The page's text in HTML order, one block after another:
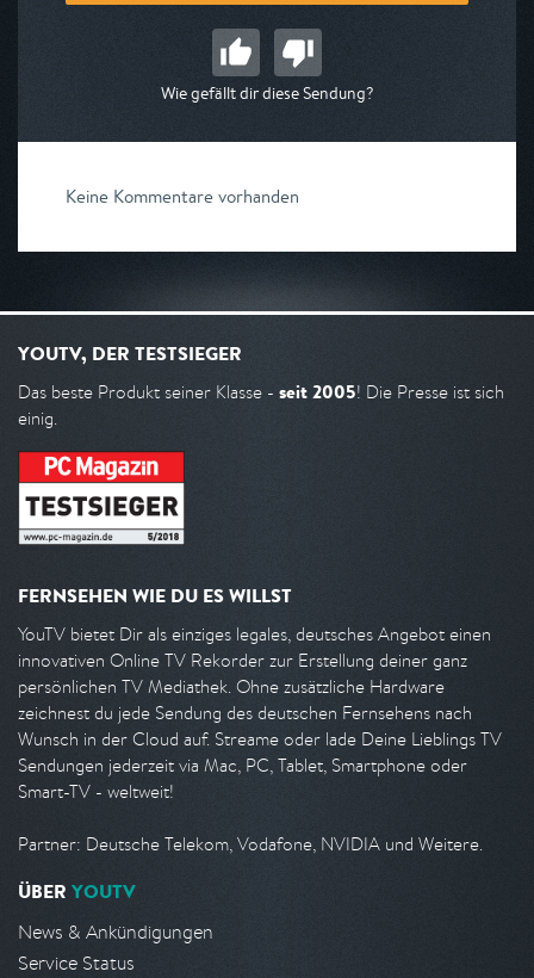
Wie gefällt dir diese Sendung?
Keine Kommentare vorhanden
YOUTV, DER TESTSIEGER
Das beste Produkt seiner Klasse - seit 2005! Die Presse ist sich
einig.
FERNSEHEN WIE DU ES WILLST
YouTV bietet Dir als einziges legales, deutsches Angebot einen
innovativen Online TV Rekorder zur Erstellung deiner ganz
persönlichen TV Mediathek. Ohne zusätzliche Hardware
zeichnest du jede Sendung des deutschen Fernsehens nach
Wunsch in der Cloud auf. Streame oder lade Deine Lieblings TV
Sendungen jederzeit via Mac, PC, Tablet, Smartphone oder
Smart-TV - weltweit!
Partner: Deutsche Telekom, Vodafone, NVIDIA und Weitere.
ÜBER YOUTV
News & Ankündigungen
Service Status